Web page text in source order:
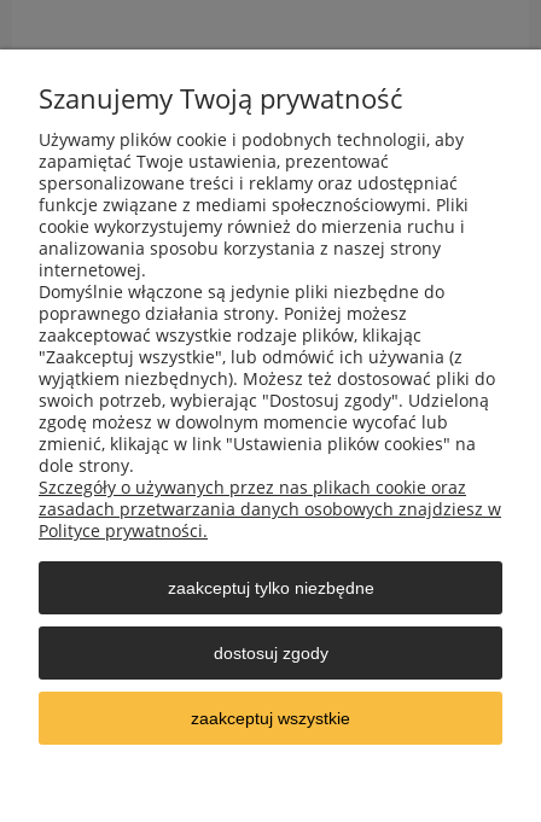
O nas
Informacje
Obsługa klienta
Moje konto
|| Ul. Bałtycka 21, 93-332 Łódź, woj.
łódzkie, NIP : 9820385216 || Tel. 604 763 702, mail:
rexemiwil@o2.pl
Szanujemy Twoją prywatność
Używamy plików cookie i podobnych technologii, aby
zapamiętać Twoje ustawienia, prezentować
spersonalizowane treści i reklamy oraz udostępniać
funkcje związane z mediami społecznościowymi. Pliki
cookie wykorzystujemy również do mierzenia ruchu i
analizowania sposobu korzystania z naszej strony
internetowej.
Domyślnie włączone są jedynie pliki niezbędne do
poprawnego działania strony. Poniżej możesz
zaakceptować wszystkie rodzaje plików, klikając
"Zaakceptuj wszystkie", lub odmówić ich używania (z
wyjątkiem niezbędnych). Możesz też dostosować pliki do
swoich potrzeb, wybierając "Dostosuj zgody". Udzieloną
zgodę możesz w dowolnym momencie wycofać lub
zmienić, klikając w link "Ustawienia plików cookies" na
dole strony.
Szczegóły o używanych przez nas plikach cookie oraz
zasadach przetwarzania danych osobowych znajdziesz w
Polityce prywatności.
zaakceptuj tylko niezbędne
dostosuj zgody
zaakceptuj wszystkie